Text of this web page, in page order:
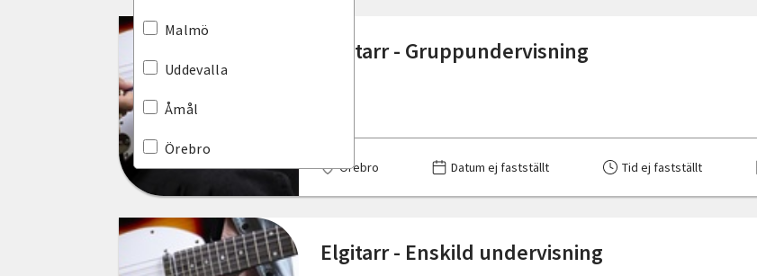
Norrbottens län
Skåne län
Stockholms län
Malmö
Uddevalla
Åmål
Örebro
Elgitarr - Gruppundervisning
Örebro Datum ej fastställt Tid ej fastställt
Elgitarr - Enskild undervisning